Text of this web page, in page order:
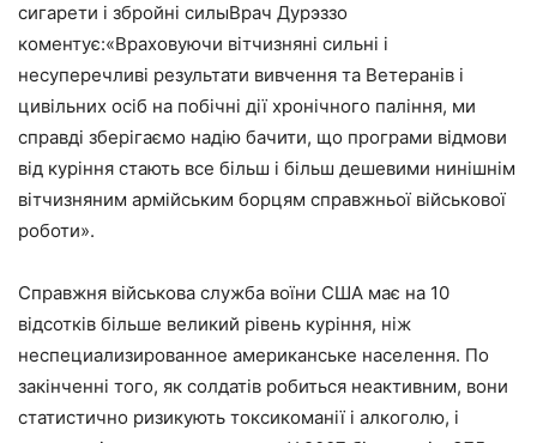
сигарети і збройні силыВрач Дурэззо
коментує:«Враховуючи вітчизняні сильні і
несуперечливі результати вивчення та Ветеранів і
цивільних осіб на побічні дії хронічного паління, ми
справді зберігаємо надію бачити, що програми відмови
від куріння стають все більш і більш дешевими нинішнім
вітчизняним армійським борцям справжньої військової
роботи».
Справжня військова служба воїни США має на 10
відсотків більше великий рівень куріння, ніж
неспециализированное американське населення. По
закінченні того, як солдатів робиться неактивним, вони
статистично ризикують токсикоманії і алкоголю, і